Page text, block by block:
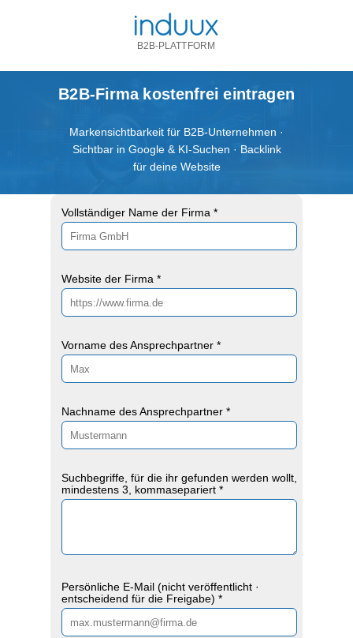
B2B-Firma kostenfrei eintragen
B2B-PLATTFORM
Vollständiger Name der Firma *
Website der Firma *
Vorname des Ansprechpartner *
Nachname des Ansprechpartner *
Suchbegriffe, für die ihr gefunden werden wollt,
mindestens 3, kommasepariert *
Persönliche E-Mail (nicht veröffentlicht ·
entscheidend für die Freigabe) *
Markensichtbarkeit für B2B-Unternehmen ·
Sichtbar in Google & KI-Suchen · Backlink
für deine Website